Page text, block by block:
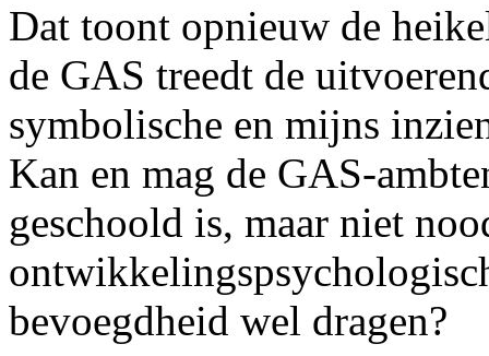
Dat toont opnieuw de
de GAS treedt de
symbolische en mijns
Kan en mag de GAS-
geschoold is, maar niet
bevoegdheid wel dragen?